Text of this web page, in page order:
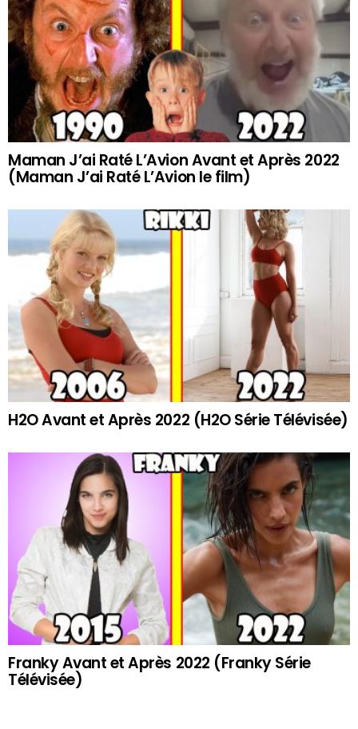
Maman J’ai Raté L’Avion Avant et Après 2022
(Maman J’ai Raté L’Avion le film)
H2O Avant et Après 2022 (H2O Série Télévisée)
Franky Avant et Après 2022 (Franky Série
Télévisée)